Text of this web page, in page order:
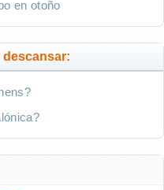
en otoño
descansar: